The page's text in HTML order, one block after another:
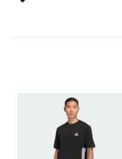
Price Reduced From